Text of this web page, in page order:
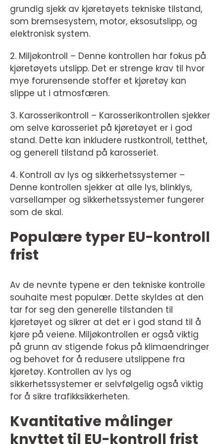
grundig sjekk av kjøretøyets tekniske tilstand,
som bremsesystem, motor, eksosutslipp, og
elektronisk system.
2. Miljøkontroll – Denne kontrollen har fokus på
kjøretøyets utslipp. Det er strenge krav til hvor
mye forurensende stoffer et kjøretøy kan
slippe ut i atmosfæren.
3. Karosserikontroll – Karosserikontrollen sjekker
om selve karosseriet på kjøretøyet er i god
stand. Dette kan inkludere rustkontroll, tetthet,
og generell tilstand på karosseriet.
4. Kontroll av lys og sikkerhetssystemer –
Denne kontrollen sjekker at alle lys, blinklys,
varsellamper og sikkerhetssystemer fungerer
som de skal.
Populære typer EU-kontroll
frist
Av de nevnte typene er den tekniske kontrolle
souhaite mest populær. Dette skyldes at den
tar for seg den generelle tilstanden til
kjøretøyet og sikrer at det er i god stand til å
kjøre på veiene. Miljøkontrollen er også viktig
på grunn av stigende fokus på klimaendringer
og behovet for å redusere utslippene fra
kjøretøy. Kontrollen av lys og
sikkerhetssystemer er selvfølgelig også viktig
for å sikre trafikksikkerheten.
Kvantitative målinger
knyttet til EU-kontroll frist